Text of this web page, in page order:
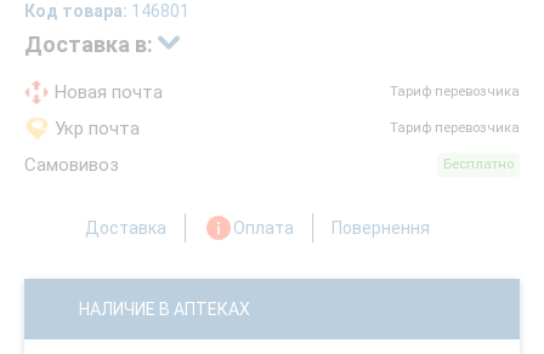
Код товара: 146801
Доставка в:
Новая почта Тариф перевозчика
Укр почта Тариф перевозчика
Самовивоз Бесплатно
Доставка Оплата Повернення
НАЛИЧИЕ В АПТЕКАХ